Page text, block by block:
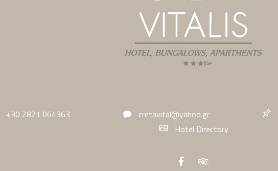
+30 2821 064363 cretavital@yahoo.gr
Hotel Directory